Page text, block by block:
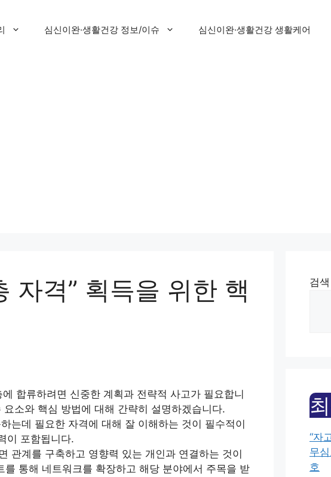
심신이완·생활건강 정보/이슈 심신이완·생활건강 생활케어
자격” 획득을 위한 핵
합류하려면 신중한 계획과 전략적 사고가 필요합니
소와 핵심 방법에 대해 간략히 설명하겠습니다.
는데 필요한 자격에 대해 잘 이해하는 것이 필수적이
이 포함됩니다.
관계를 구축하고 영향력 있는 개인과 연결하는 것이
통해 네트워크를 확장하고 해당 분야에서 주목을 받
검색
“자
무
호